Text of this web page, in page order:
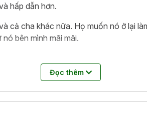
hấp dẫn hơn.
cả cha khác nữa. Họ muốn nó ở lại
bên mình mãi mãi.
tất cả trí khôn và lòng dũng cảm,
vô cùng bất ngờ.
Đọc thêm